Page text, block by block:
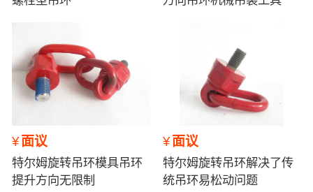
¥面议
特尔姆旋转吊环模具吊环
提升方向无限制
¥ 面议
特尔姆旋转吊环解决了传
统吊环易松动问题